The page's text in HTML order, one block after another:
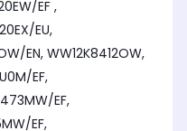
EF ,
EU,
EN, WW12K8412OW,
EF,
EF,
EF,